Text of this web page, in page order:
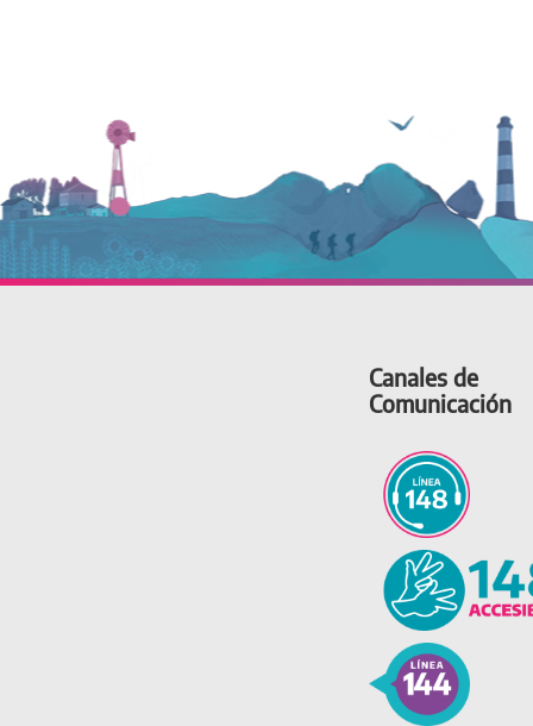
Canales de
Comunicación